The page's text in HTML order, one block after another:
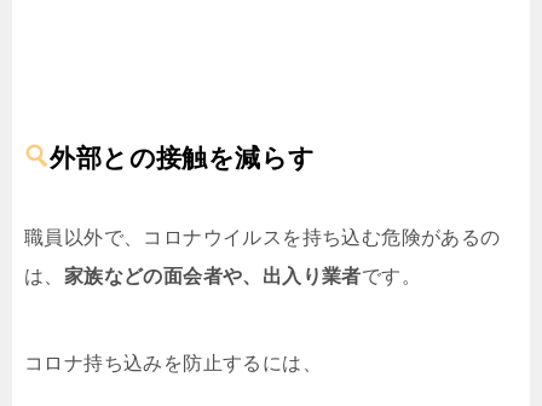
外部との接触を減らす
職員以外で、コロナウイルスを持ち込む危険があるの
は、 家族などの面会者や、出入り業者です。
コロナ持ち込みを防止するには、